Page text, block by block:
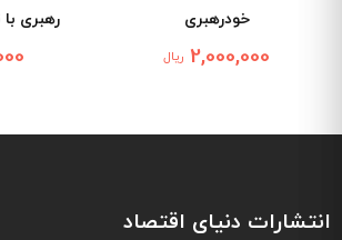
خودرهبری
2,000,000 ریال
رهبری
انتشارات دنیای اقتصاد